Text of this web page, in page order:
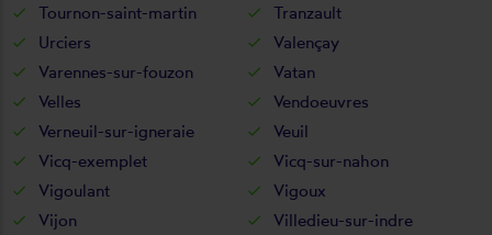
Tournon-saint-martin
Tranzault
Urciers
Valençay
Varennes-sur-fouzon
Vatan
Velles
Vendoeuvres
Verneuil-sur-igneraie
Veuil
Vicq-exemplet
Vicq-sur-nahon
Vigoulant
Vigoux
Vijon
Villedieu-sur-indre